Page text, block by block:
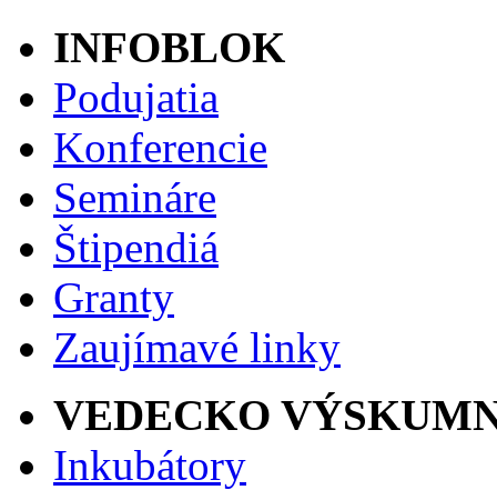
INFOBLOK
Podujatia
Konferencie
Semináre
Štipendiá
Granty
Zaujímavé linky
VEDECKO
Inkubátory